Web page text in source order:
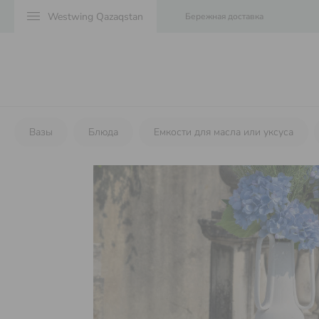
menu Бережная доставка
Вазы Блюда Емкости для масла или уксуса